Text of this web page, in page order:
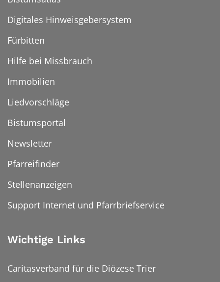
Digitales Hinweisgebersystem
Fürbitten
Hilfe bei Missbrauch
Immobilien
Liedvorschläge
Bistumsportal
Newsletter
Pfarreifinder
Stellenanzeigen
Support Internet und Pfarrbriefservice
Wichtige Links
Caritasverband für die Diözese Trier